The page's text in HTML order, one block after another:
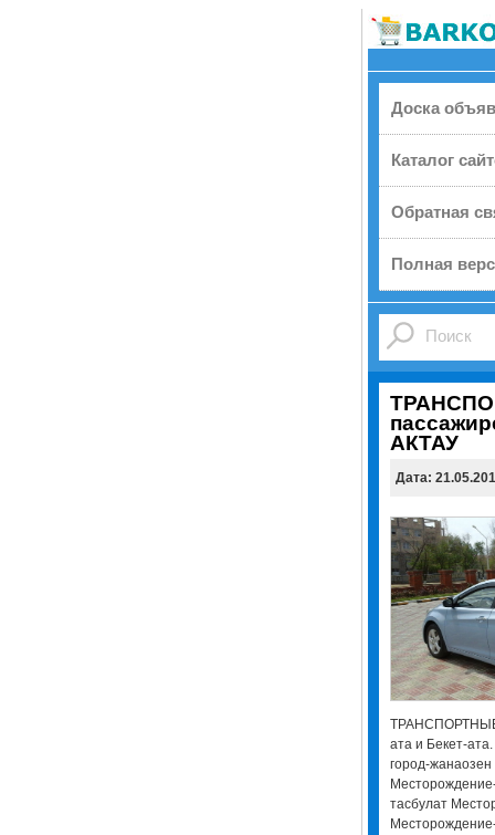
Доска
Каталог
Обратная
Полная
АКТАУ
Дата:
ТРАНСПОРТНЫЕ
ата и Бекет-
город-
тасбулат